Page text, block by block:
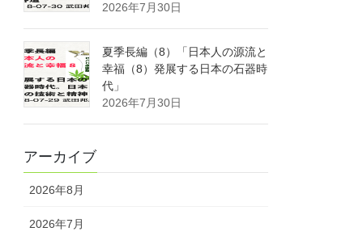
2026年7月30日
夏季長編（8）「日本人の源流と
幸福（8）発展する日本の石器時
代」
2026年7月30日
アーカイブ
2026年8月
2026年7月